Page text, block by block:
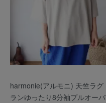
harmonie(アルモニ) 天竺ラグ
ランゆったり8分袖プルオーバ